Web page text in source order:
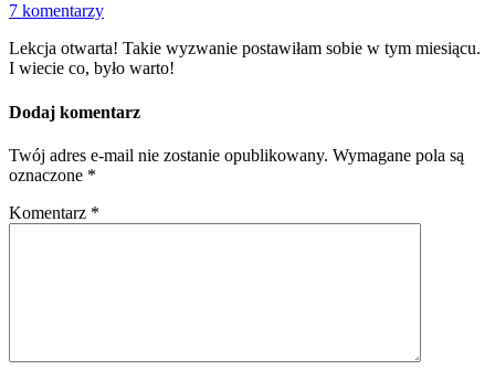
7 komentarzy
Lekcja otwarta! Takie wyzwanie postawiłam sobie w tym miesiącu.
I wiecie co, było warto!
Dodaj komentarz
Twój adres e-mail nie zostanie opublikowany. Wymagane pola są
oznaczone *
Komentarz *